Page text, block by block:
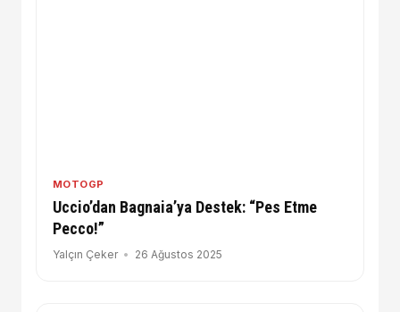
MOTOGP
Uccio’dan Bagnaia’ya Destek: “Pes Etme
Pecco!”
Yalçın Çeker 26 Ağustos 2025